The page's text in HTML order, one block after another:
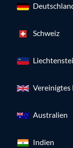
Schweiz
Vereinigtes
Australien
Indien